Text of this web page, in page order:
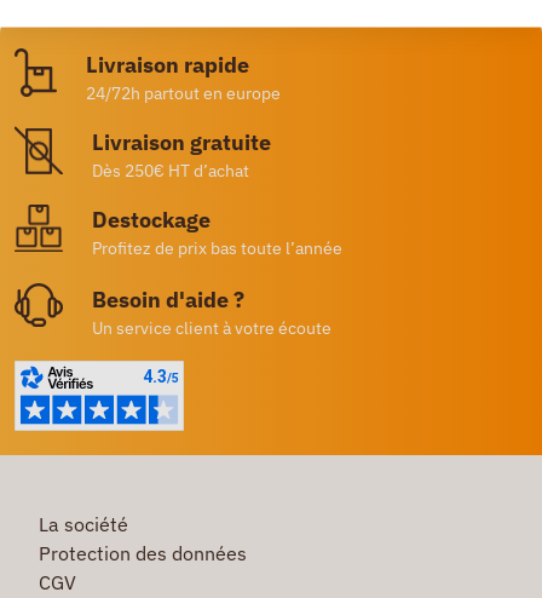
Livraison rapide
24/72h partout en europe
Livraison gratuite
Dès 250€ HT d’achat
Destockage
Profitez de prix bas toute l’année
Besoin d'aide ?
Un service client à votre écoute
La société
Protection des données
CGV